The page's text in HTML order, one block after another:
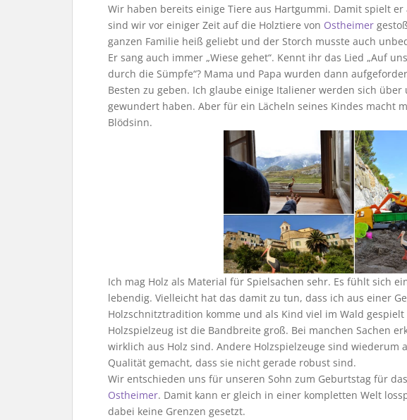
Wir haben bereits einige Tiere aus Hartgummi. Damit spielt
sind wir vor einiger Zeit auf die Holztiere von Ostheimer
ganzen Familie heiß geliebt und der Storch musste auch
Er sang auch immer „Wiese gehet“. Kennt ihr das Lied „Auf
durch die Sümpfe“? Mama und Papa wurden dann
Besten zu geben. Ich glaube einige Italiener werden sich über
gewundert haben. Aber für ein Lächeln seines Kindes macht
Blödsinn.
Ich mag Holz als Material für Spielsachen sehr. Es fühlt sich
lebendig. Vielleicht hat das damit zu tun, dass ich aus einer
Holzschnitztradition komme und als Kind viel im Wald
Holzspielzeug ist die Bandbreite groß. Bei manchen Sachen
wirklich aus Holz sind. Andere Holzspielzeuge sind wiederum
Qualität gemacht, dass sie nicht gerade robust sind.
Wir entschieden uns für unseren Sohn zum Geburtstag für das
Ostheimer. Damit kann er gleich in einer kompletten Welt
dabei keine Grenzen gesetzt.